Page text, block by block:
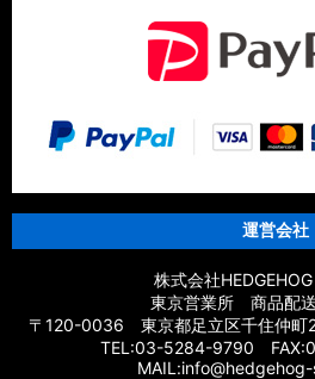
運営会社
株式会社
東京営業所 商品配
〒120-0036 東京都足立区千住仲
TEL:03-5284-9790